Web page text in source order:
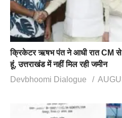
क्रिकेटर ऋषभ पंत ने आधी रात CM से
हूं, उत्तराखंड में नहीं मिल रही जमीन
Devbhoomi Dialogue